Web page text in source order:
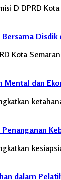
D DPRD
Kota
Mental dan
dalam